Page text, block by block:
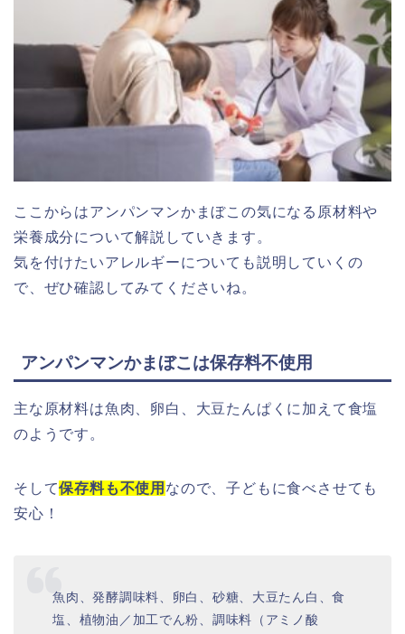
ここからはアンパンマンかまぼこの気になる原材料や
栄養成分について解説していきます。
気を付けたいアレルギーについても説明していくの
で、ぜひ確認してみてくださいね。
アンパンマンかまぼこは保存料不使用
主な原材料は魚肉、卵白、大豆たんぱくに加えて食塩
のようです。
そして保存料も不使用 なので、子どもに食べさせても
安心！
魚肉、発酵調味料、卵白、砂糖、大豆たん白、食
塩、植物油／加工でん粉、調味料（アミノ酸